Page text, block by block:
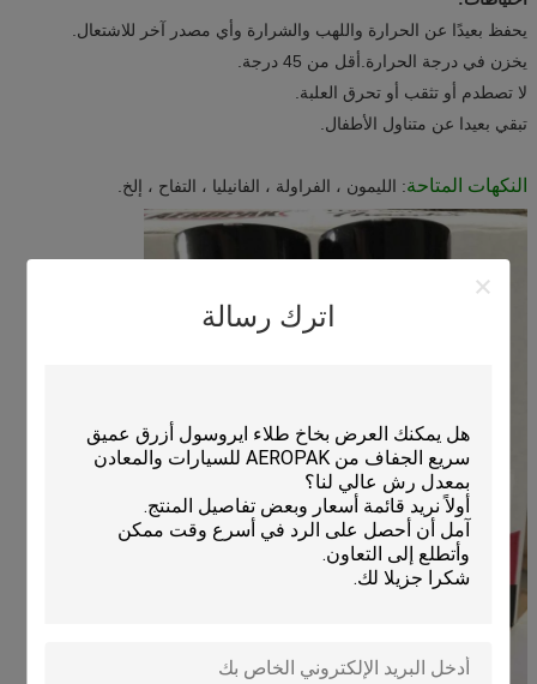
اترك رسالة
يحفظ بعيدًا عن الحرارة واللهب والشرارة وأي مصدر آخر للاشتعال.
يخزن في درجة الحرارة.أقل من 45 درجة.
لا تصطدم أو تثقب أو تحرق العلبة.
تبقي بعيدا عن متناول الأطفال.
النكهات المتاحة: الليمون ، الفراولة ، الفانيليا ، التفاح ، إلخ.